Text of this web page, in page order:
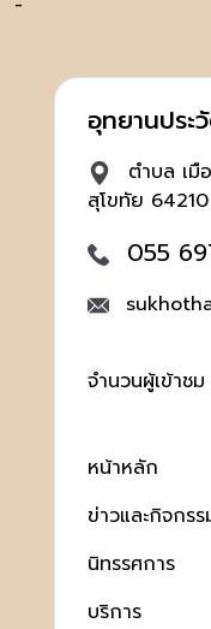
อุทยานประ
ตำบล เมื
สุโขทัย 64210
055
จำนวนผู้เข้าช
หน้าหลัก
ข่าวและกิจกรร
นิทรรศการ
บริการ